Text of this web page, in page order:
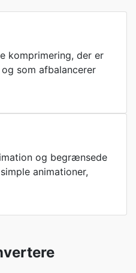
komprimering, der er
som afbalancerer
og begrænsede
animationer,